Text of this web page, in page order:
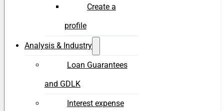
Create a
profile
Analysis & Industry
Loan Guarantees
and GDLK
Interest expense